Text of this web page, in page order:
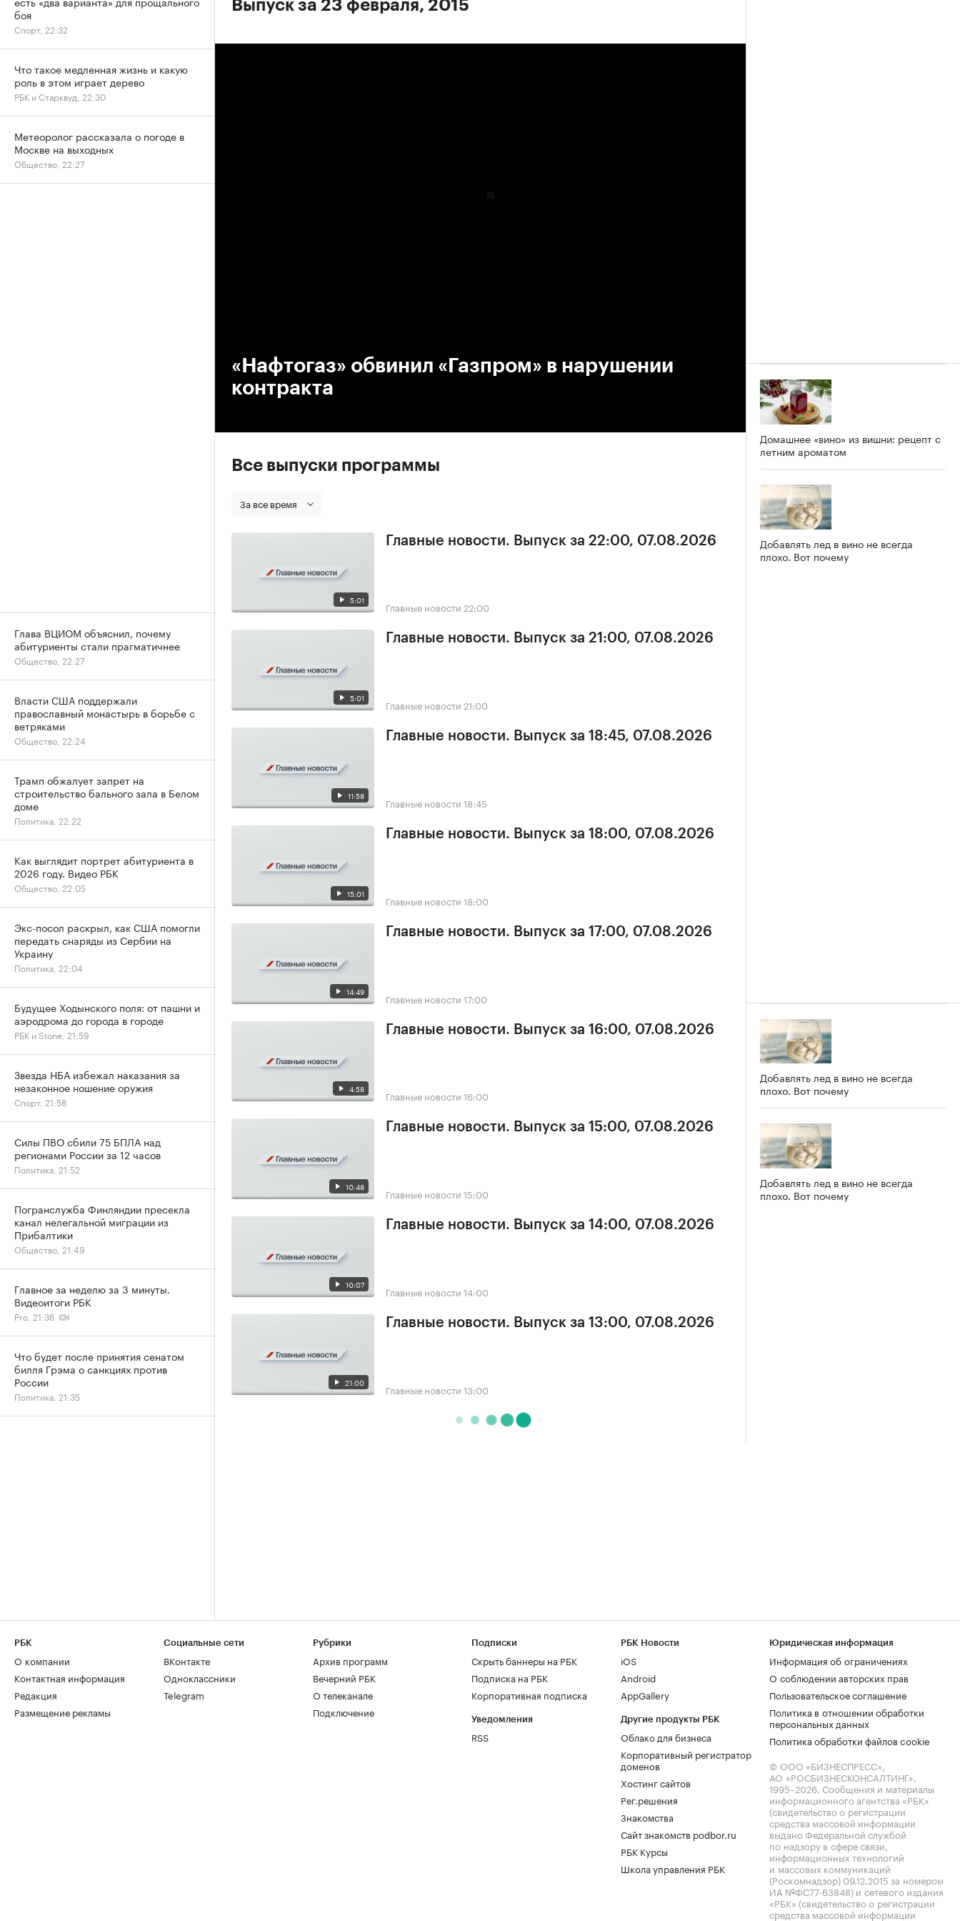
Выпуск за 23 февраля, 2015
«Нафтогаз» обвинил «Газпром» в нарушении
контракта
Все выпуски программы
За все время
5:01
Главные новости. Выпуск за 22:00, 07.08.2026
Главные новости 22:00
5:01
Главные новости. Выпуск за 21:00, 07.08.2026
Главные новости 21:00
11:58
Главные новости. Выпуск за 18:45, 07.08.2026
Главные новости 18:45
15:01
Главные новости. Выпуск за 18:00, 07.08.2026
Главные новости 18:00
14:49
Главные новости. Выпуск за 17:00, 07.08.2026
Главные новости 17:00
4:58
Главные новости. Выпуск за 16:00, 07.08.2026
Главные новости 16:00
10:48
Главные новости. Выпуск за 15:00, 07.08.2026
Главные новости 15:00
10:07
Главные новости. Выпуск за 14:00, 07.08.2026
Главные новости 14:00
21:00
Главные новости. Выпуск за 13:00, 07.08.2026
Главные новости 13:00
Домашнее «вино» из вишни: рецепт с
летним ароматом
Добавлять лед в вино не всегда
плохо. Вот почему
Добавлять лед в вино не всегда
плохо. Вот почему
Добавлять лед в вино не всегда
плохо. Вот почему
боя
Спорт, 22:32
Что такое медленная жизнь и какую
роль в этом играет дерево
РБК и Старквуд, 22:30
Метеоролог рассказала о погоде в
Москве на выходных
Общество, 22:27
Глава ВЦИОМ объяснил, почему
абитуриенты стали прагматичнее
Общество, 22:27
Власти США поддержали
православный монастырь в борьбе с
ветряками
Общество, 22:24
Трамп обжалует запрет на
строительство бального зала в Белом
доме
Политика, 22:22
Как выглядит портрет абитуриента в
2026 году. Видео РБК
Общество, 22:05
Экс-посол раскрыл, как США помогли
передать снаряды из Сербии на
Украину
Политика, 22:04
Будущее Ходынского поля: от пашни и
аэродрома до города в городе
РБК и Stone, 21:59
Звезда НБА избежал наказания за
незаконное ношение оружия
Спорт, 21:58
Силы ПВО сбили 75 БПЛА над
регионами России за 12 часов
Политика, 21:52
Погранслужба Финляндии пресекла
канал нелегальной миграции из
Прибалтики
Общество, 21:49
Главное за неделю за 3 минуты.
Видеоитоги РБК
Pro, 21:36
Что будет после принятия сенатом
билля Грэма о санкциях против
России
Политика, 21:35
РБК
О компании
Контактная информация
Редакция
Размещение рекламы
Социальные сети
ВКонтакте
Одноклассники
Telegram
Рубрики
Архив программ
Вечерний РБК
О телеканале
Подключение
Подписки
Скрыть баннеры на РБК
Подписка на РБК
Корпоративная подписка
Уведомления
RSS
РБК Новости
iOS
Android
AppGallery
Другие продукты РБК
Облако для бизнеса
Корпоративный регистратор
доменов
Хостинг сайтов
Рег.решения
Знакомства
Сайт знакомств podbor.ru
РБК Курсы
Школа управления РБК
Юридическая информация
Информация об ограничениях
О соблюдении авторских прав
Пользовательское соглашение
Политика в отношении обработки
персональных данных
Политика обработки файлов cookie
© ООО «БИЗНЕСПРЕСС»,
АО «РОСБИЗНЕСКОНСАЛТИНГ»,
1995–2026. Сообщения и материалы
информационного агентства «РБК»
(свидетельство о регистрации
средства массовой информации
выдано Федеральной службой
по надзору в сфере связи,
информационных технологий
и массовых коммуникаций
(Роскомнадзор) 09.12.2015 за номером
ИА №ФС77-63848) и сетевого издания
«РБК» (свидетельство о регистрации
средства массовой информации